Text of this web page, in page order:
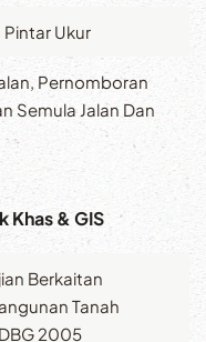
Ukur
Pernomboran
Semula Jalan Dan
Khas & GIS
Berkaitan
Tanah
2005